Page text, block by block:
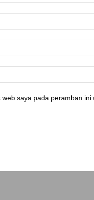
saya pada peramban ini